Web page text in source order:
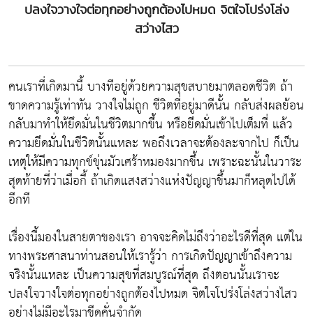
ปลงใจวางใจต่อทุกอย่างถูกต้องไปหมด จิตใจโปร่งโล่ง
สว่างไสว
คนเราที่เกิดมานี้ บางทีอยู่ด้วยความสุขสบายมาตลอดชีวิต ถ้า
ขาดความรู้เท่าทัน วางใจไม่ถูก ชีวิตที่อยู่มาดีนั้น กลับส่งผลย้อน
กลับมาทําให้ยึดมั่นในชีวิตมากขึ้น หรือยึดมั่นเข้าไปเต็มที่ แล้ว
ความยึดมั่นในชีวิตนั้นแหละ พอถึงเวลาจะต้องละจากไป ก็เป็น
เหตุให้มีความทุกข์ขุ่นมัวเศร้าหมองมากขึ้น เพราะฉะนั้นในวาระ
สุดท้ายที่ว่าเมื่อกี้ ถ้าเกิดแสงสว่างแห่งปัญญาขึ้นมาก็หลุดไปได้
อีกที
เรื่องนี้มองในสายตาของเรา อาจจะคิดไม่ถึงว่าอะไรดีที่สุด แต่ใน
ทางพระศาสนาท่านสอนให้เรารู้ว่า การเกิดปัญญาเข้าถึงความ
จริงนั้นแหละ เป็นความสุขที่สมบูรณ์ที่สุด ถึงตอนนั้นเราจะ
ปลงใจวางใจต่อทุกอย่างถูกต้องไปหมด จิตใจโปร่งโล่งสว่างไสว
อย่างไม่มีอะไรมาขีดคั่นจํากัด